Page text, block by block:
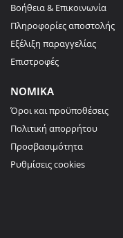
Βοήθεια & Επικοινωνία
Πληροφορίες αποστολής
Εξέλιξη παραγγελίας
Επιστροφές
ΝΟΜΙΚΑ
Όροι και προϋποθέσεις
Πολιτική απορρήτου
Προσβασιμότητα
Ρυθμίσεις cookies